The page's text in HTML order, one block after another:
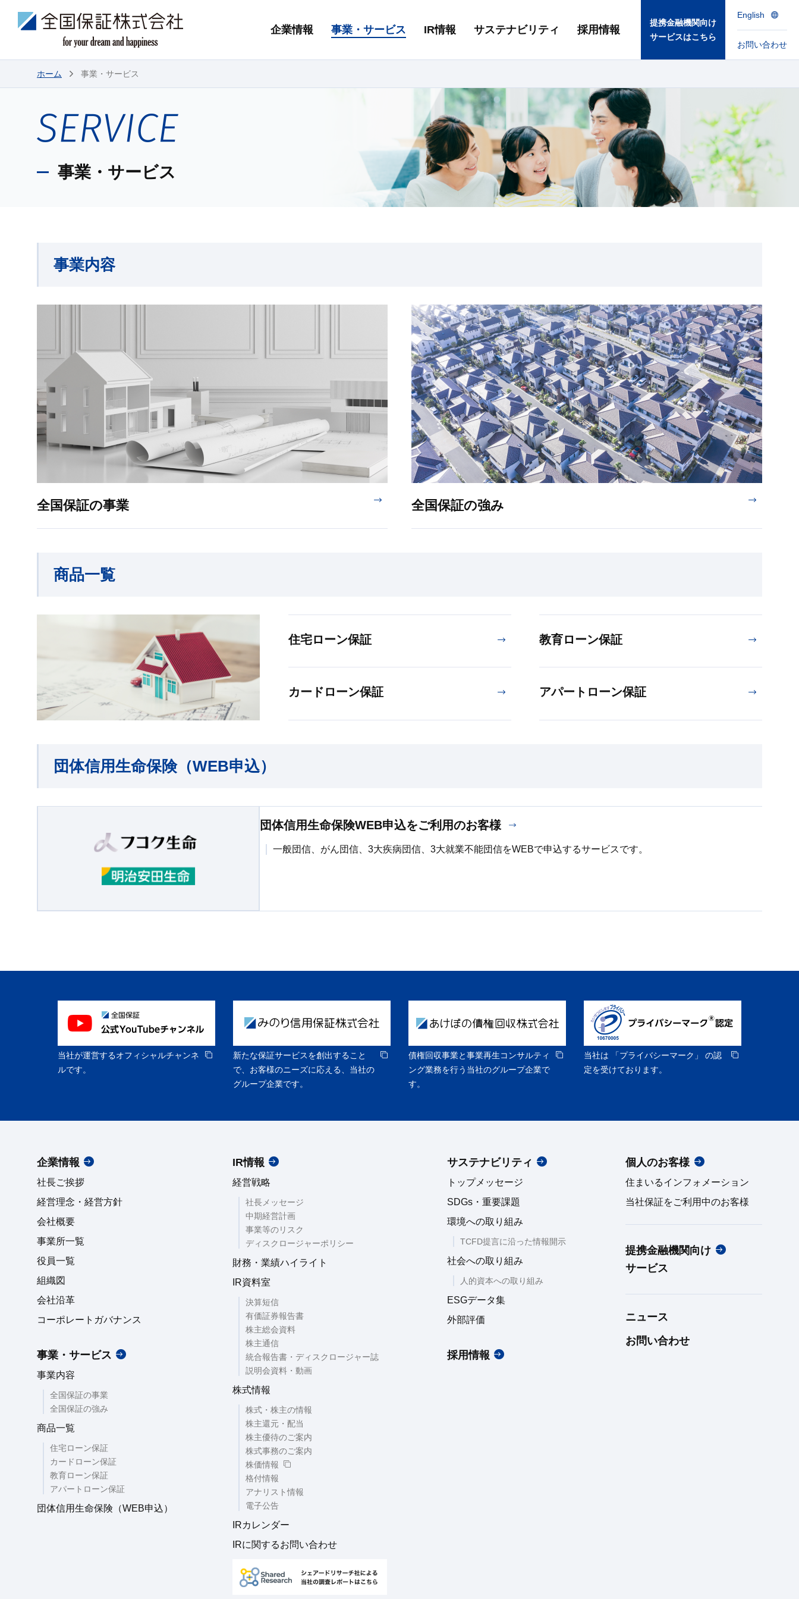
企業情報 事業・サービス IR情報 サステナビリティ 採用情報
提携金融機関向け
サービスはこちら
お問い合わせ
English
ホーム 事業・サービス
事業・サービス
事業内容
全国保証の事業 全国保証の強み
商品一覧
住宅ローン保証
カードローン保証
教育ローン保証
アパートローン保証
団体信用生命保険（WEB申込）
団体信用生命保険WEB申込をご利用のお客様
一般団信、がん団信、3大疾病団信、3大就業不能団信をWEBで申込するサービスです。
当社が運営するオフィシャルチャンネ
ルです。
新たな保証サービスを創出すること
で、お客様のニーズに応える、当社の
グループ企業です。
債権回収事業と事業再生コンサルティ
ング業務を行う当社のグループ企業で
す。
当社は 「プライバシーマーク」 の認
定を受けております。
企業情報
社長ご挨拶
経営理念・経営方針
会社概要
事業所一覧
役員一覧
組織図
会社沿革
コーポレートガバナンス
事業・サービス
事業内容
全国保証の事業
全国保証の強み
商品一覧
住宅ローン保証
カードローン保証
教育ローン保証
アパートローン保証
団体信用生命保険（WEB申込）
IR情報
経営戦略
社長メッセージ
中期経営計画
事業等のリスク
ディスクロージャーポリシー
財務・業績ハイライト
IR資料室
決算短信
有価証券報告書
株主総会資料
株主通信
統合報告書・ディスクロージャー誌
説明会資料・動画
株式情報
株式・株主の情報
株主還元・配当
株主優待のご案内
株式事務のご案内
株価情報
格付情報
アナリスト情報
電子公告
IRカレンダー
IRに関するお問い合わせ
サステナビリティ
トップメッセージ
SDGs・重要課題
環境への取り組み
TCFD提言に沿った情報開示
社会への取り組み
人的資本への取り組み
ESGデータ集
外部評価
採用情報
個人のお客様
住まいるインフォメーション
当社保証をご利用中のお客様
提携金融機関向け
サービス
ニュース
お問い合わせ